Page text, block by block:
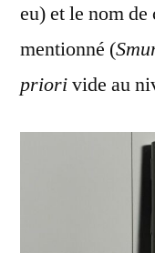
eu) et le nom de
mentionné (
priorivide au